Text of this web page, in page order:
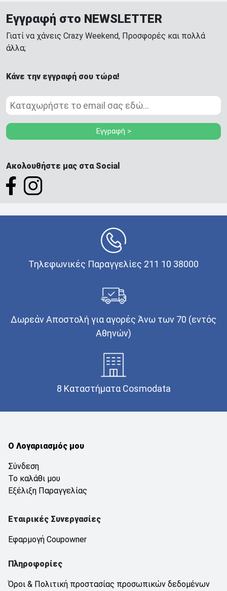
Εγγραφή στο NEWSLETTER
Γιατί να χάνεις Crazy Weekend, Προσφορές και πολλά
άλλα;
Κάνε την εγγραφή σου τώρα!
Εγγραφή >
Ακολουθήστε μας στα Social
Τηλεφωνικές Παραγγελίες 211 10 38000
Δωρεάν Αποστολή για αγορές Άνω των 70 (εντός
Αθηνών)
8 Καταστήματα Cosmodata
Ο Λογαριασμός μου
Σύνδεση
Το καλάθι μου
Εξέλιξη Παραγγελίας
Εταιρικές Συνεργασίες
Εφαρμογή Coupowner
Πληροφορίες
Όροι & Πολιτική προστασίας προσωπικών δεδομένων